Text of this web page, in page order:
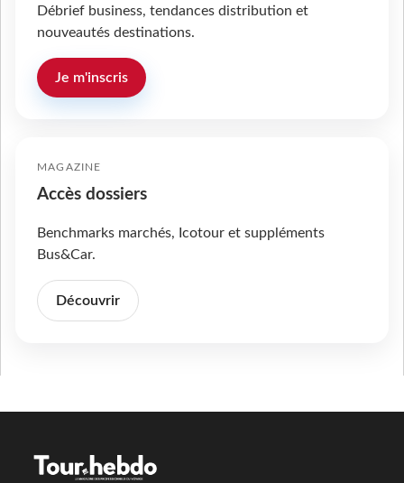
Débrief business, tendances distribution et
nouveautés destinations.
Je m'inscris
MAGAZINE
Accès dossiers
Benchmarks marchés, Icotour et suppléments
Bus&Car.
Découvrir